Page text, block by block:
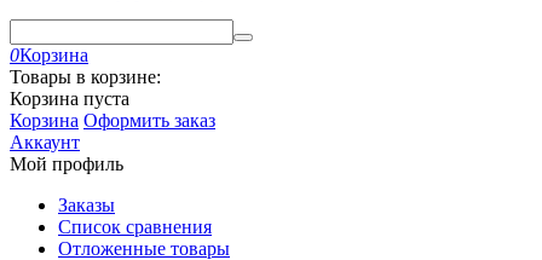
0Корзина
Товары в корзине:
Корзина пуста
Корзина Оформить заказ
Аккаунт
Мой профиль
Заказы
Список сравнения
Отложенные товары